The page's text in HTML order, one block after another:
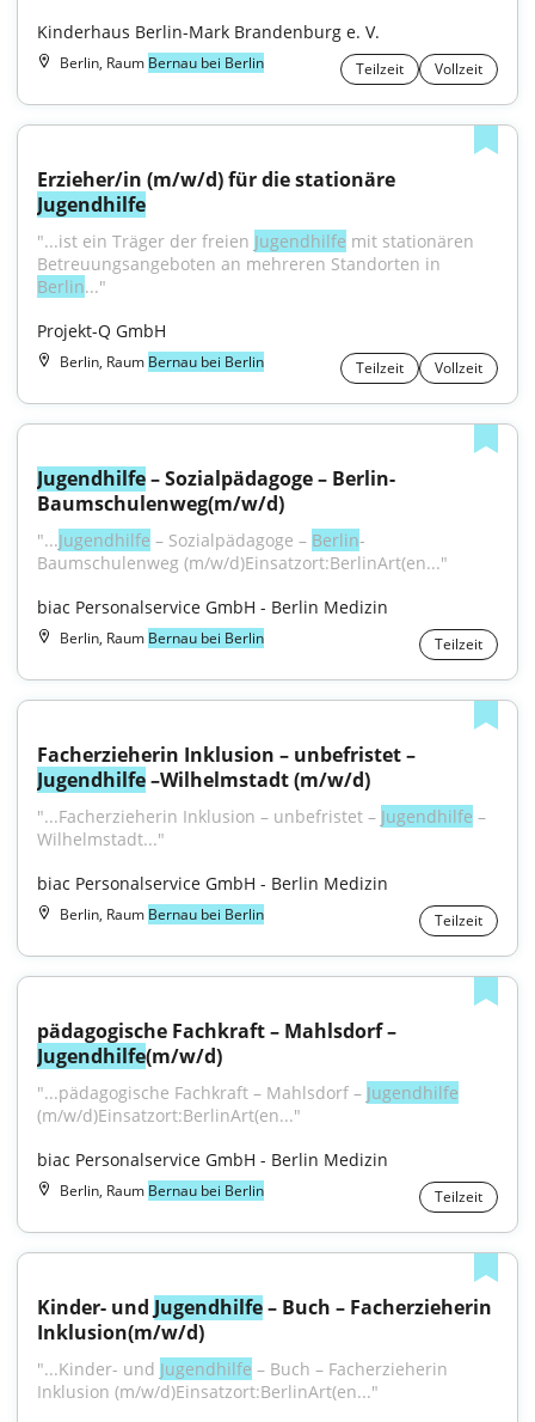
Kinderhaus Berlin-Mark Brandenburg e. V.
Berlin, Raum Bernau bei Berlin Teilzeit Vollzeit
Jugendhilfe
"...ist ein Träger der freien Jugendhilfe mit stationären
Berlin..."
Projekt-Q GmbH
Berlin, Raum Bernau bei Berlin Teilzeit Vollzeit
Jugendhilfe – Sozialpädagoge – Berlin-
Baumschulenweg(m/w/d)
"...Jugendhilfe – Sozialpädagoge – Berlin-
Baumschulenweg (m⁠/⁠w⁠/⁠d)Einsatzort:BerlinArt(en..."
biac Personalservice GmbH - Berlin Medizin
Berlin, Raum Bernau bei Berlin Teilzeit
Jugendhilfe –Wilhelmstadt (m/w/d)
"...Facherzieherin Inklusion – unbefristet – Jugendhilfe –
Wilhelmstadt..."
biac Personalservice GmbH - Berlin Medizin
Berlin, Raum Bernau bei Berlin Teilzeit
Jugendhilfe(m/w/d)
"...pädagogische Fachkraft – Mahlsdorf – Jugendhilfe
(m⁠/⁠w⁠/⁠d)Einsatzort:BerlinArt(en..."
biac Personalservice GmbH - Berlin Medizin
Berlin, Raum Bernau bei Berlin Teilzeit
Kinder- und Jugendhilfe – Buch – Facherzieherin
Inklusion(m/w/d)
"...Kinder- und Jugendhilfe – Buch – Facherzieherin
Inklusion (m⁠/⁠w⁠/⁠d)Einsatzort:BerlinArt(en..."